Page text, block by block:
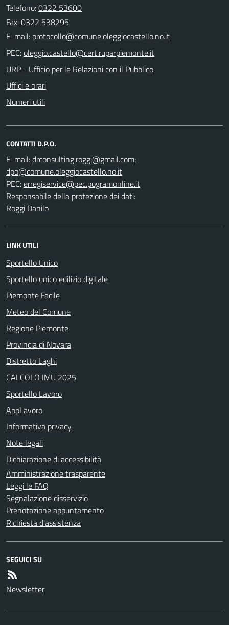
Telefono:0322 53600
Fax: 0322 538295
E-mail:
PEC:
URP - Ufficio per le Relazioni con il Pubblico
Uffici e orari
Numeri utili
CONTATTI D.P.O.
E-mail:
;
PEC:
Responsabile della protezione dei dati:
Roggi Danilo
LINK UTILI
Sportello Unico
Sportello unico edilizio digitale
Piemonte Facile
Meteo del Comune
Regione Piemonte
Provincia di Novara
Distretto Laghi
CALCOLO IMU 2025
Sportello Lavoro
AppLavoro
Informativa privacy
Note legali
Dichiarazione di accessibilità
Amministrazione trasparente
Leggi le FAQ
Segnalazione disservizio
Prenotazione appuntamento
Richiesta d'assistenza
SEGUICI SU
Newsletter